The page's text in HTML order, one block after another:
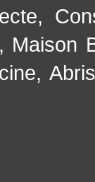
,
, Maison